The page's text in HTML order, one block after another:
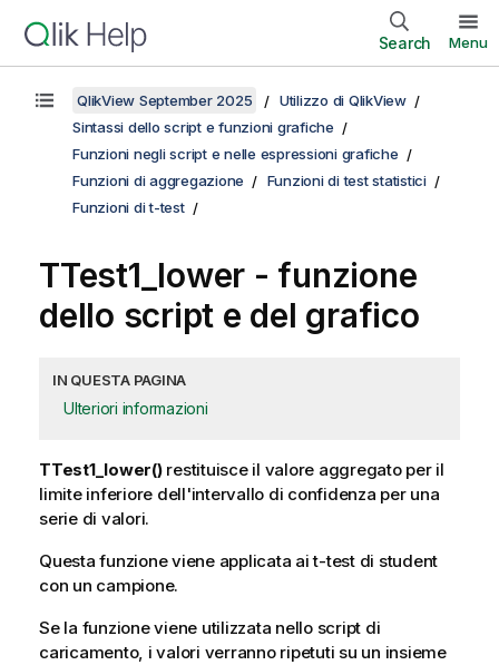
Search Menu
QlikView September 2025
Utilizzo di QlikView
Sintassi dello script e funzioni grafiche
Funzioni negli script e nelle espressioni grafiche
Funzioni di aggregazione
Funzioni di test statistici
Funzioni di t-test
TTest1_lower - funzione
dello script e del grafico
IN QUESTA PAGINA
Ulteriori informazioni
TTest1_lower()restituisce il valore aggregato per il
limite inferiore dell'intervallo di confidenza per una
serie di valori.
Questa funzione viene applicata ai t-test di student
con un campione.
Se la funzione viene utilizzata nello script di
caricamento, i valori verranno ripetuti su un insieme